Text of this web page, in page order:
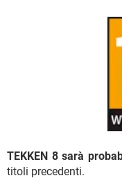
TEKKEN 8 sarà
titoli precedenti.